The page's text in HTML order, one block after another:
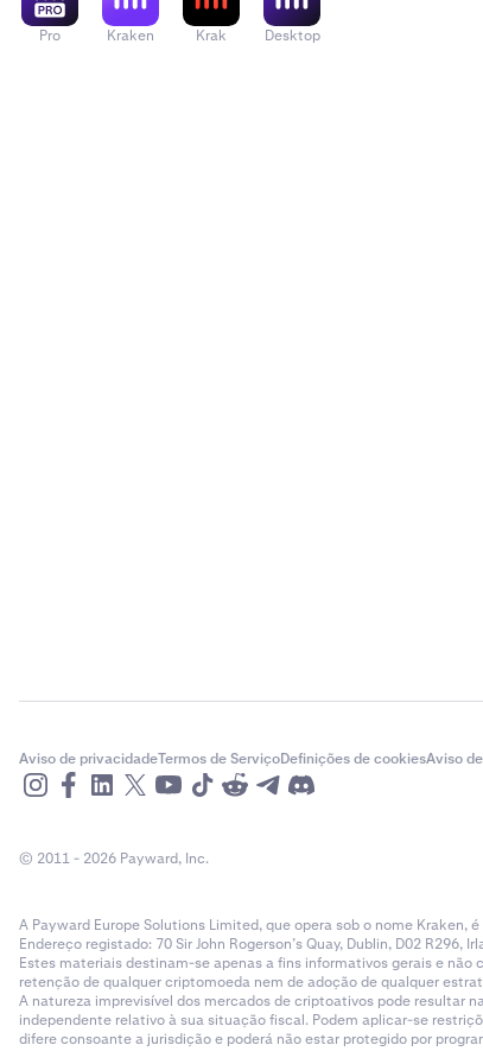
Pro Kraken Krak Desktop
Aviso de privacidadeTermos de ServiçoDefinições de cookiesAviso
© 2011 - 2026 Payward, Inc.
A Payward Europe Solutions Limited, que opera sob o nome
Endereço registado: 70 Sir John Rogerson’s Quay, Dublin, D02 R296,
Estes materiais destinam-se apenas a fins informativos gerais e
retenção de qualquer criptomoeda nem de adoção de qualquer
A natureza imprevisível dos mercados de criptoativos pode resultar
independente relativo à sua situação fiscal. Podem aplicar-se
difere consoante a jurisdição e poderá não estar protegido por